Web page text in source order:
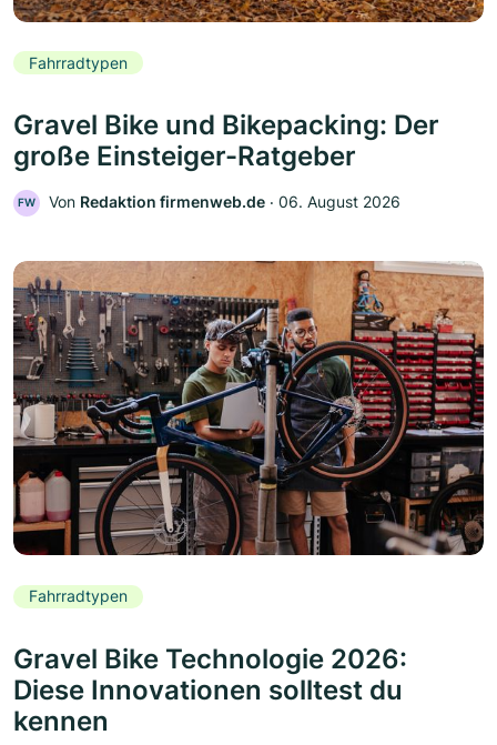
Fahrradtypen
Gravel Bike und Bikepacking: Der
große Einsteiger-Ratgeber
FW Von Redaktion firmenweb.de ‧ 06. August 2026
Fahrradtypen
Gravel Bike Technologie 2026:
Diese Innovationen solltest du
kennen